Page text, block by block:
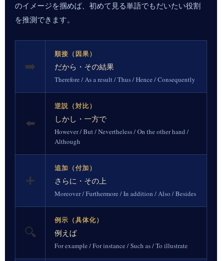
のイメージを掴めば、初めて見る単語でもだいたい役割
を推測できます。
➡️
順接（因果）
だから・その結果
Therefore / As a result / Thus / Hence / Consequently
⬅️
逆説（対比）
しかし・一方で
However / But / Nevertheless / On the other hand /
Although
➕
追加（付加）
さらに・その上
Moreover / Furthermore / In addition / Also / Besides
🔍
例示（具体化）
例えば
For example / For instance / Such as / To illustrate